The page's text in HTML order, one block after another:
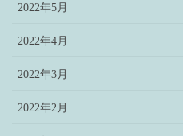
2022年5月
2022年4月
2022年3月
2022年2月